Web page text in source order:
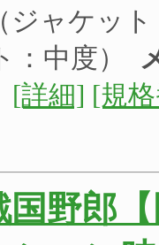
ジャケッ
：中度）
[詳細] [規
国野郎